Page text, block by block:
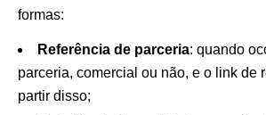
formas:
Referência de parceria: quando
parceria, comercial ou não, e o link de
partir disso;